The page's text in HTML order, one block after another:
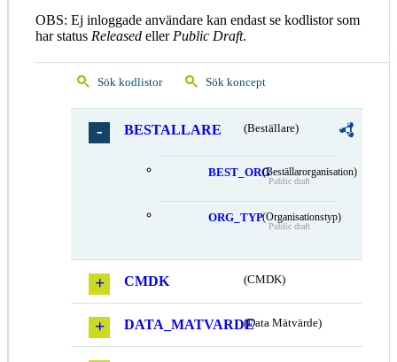
OBS: Ej inloggade användare kan endast se kodlistor som
har status Released eller Public Draft.
Sök kodlistor Sök koncept
BESTALLARE (Beställare)
BEST_ORG(Beställarorganisation)
Public draft
ORG_TYP(Organisationstyp)
Public draft
CMDK (CMDK)
DATA_MATVARDE(Data Mätvärde)